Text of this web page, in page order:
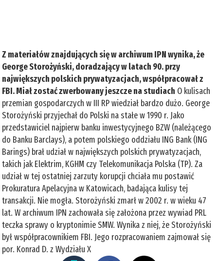
Z materiałów znajdujących się w archiwum IPN wynika, że
George Storożyński, doradzający w latach 90. przy
największych polskich prywatyzacjach, współpracował z
FBI. Miał zostać zwerbowany jeszcze na studiach O kulisach
przemian gospodarczych w III RP wiedział bardzo dużo. George
Storożyński przyjechał do Polski na stałe w 1990 r. Jako
przedstawiciel najpierw banku inwestycyjnego BZW (należącego
do Banku Barclays), a potem polskiego oddziału ING Bank (ING
Barings) brał udział w największych polskich prywatyzacjach,
takich jak Elektrim, KGHM czy Telekomunikacja Polska (TP). Za
udział w tej ostatniej zarzuty korupcji chciała mu postawić
Prokuratura Apelacyjna w Katowicach, badająca kulisy tej
transakcji. Nie mogła. Storożyński zmarł w 2002 r. w wieku 47
lat. W archiwum IPN zachowała się założona przez wywiad PRL
teczka sprawy o kryptonimie SMW. Wynika z niej, że Storożyński
był współpracownikiem FBI. Jego rozpracowaniem zajmował się
por. Konrad D. z Wydziału X